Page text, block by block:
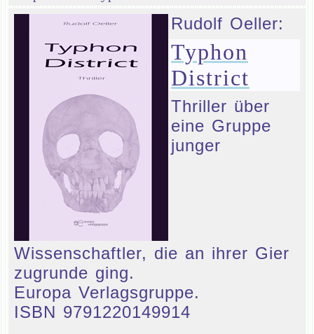
Rudolf Oeller:
Typhon
District
Thriller über
eine Gruppe
junger
Wissenschaftler, die an ihrer Gier
zugrunde ging.
Europa Verlagsgruppe.
ISBN 9791220149914